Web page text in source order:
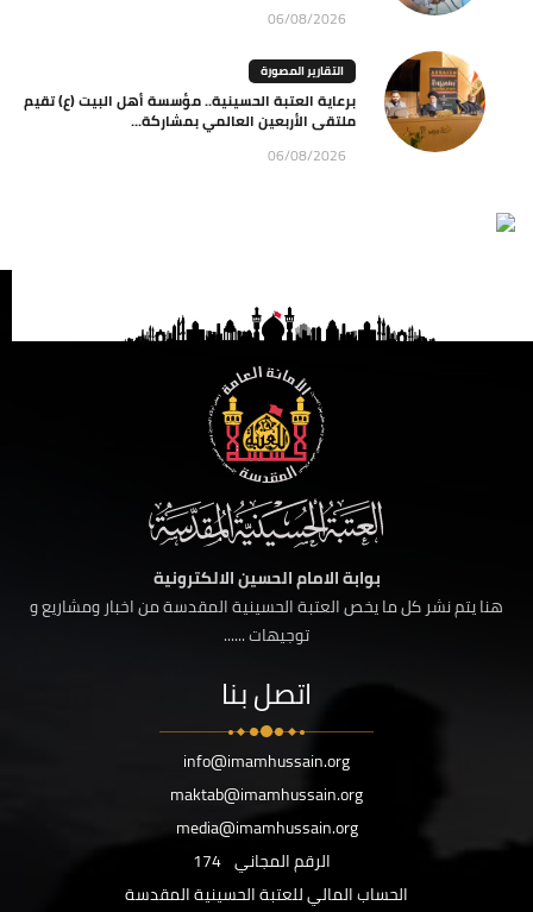
06/08/2026
التقارير المصورة
برعاية العتبة الحسينية.. مؤسسة أهل البيت (ع) تقيم
ملتقى الأربعين العالمي بمشاركة...
06/08/2026
بوابة الامام الحسين الالكترونية
هنا يتم نشر كل ما يخص العتبة الحسينية المقدسة من اخبار ومشاريع و
توجيهات ......
اتصل بنا
info@imamhussain.org
maktab@imamhussain.org
media@imamhussain.org
الرقم المجاني 174
الحساب المالي للعتبة الحسينية المقدسة